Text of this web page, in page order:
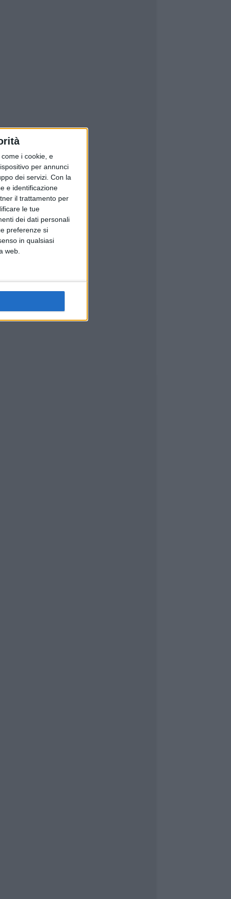
i cookie, e
per annunci
dei servizi. Con la
e identificazione
il trattamento per
le tue
dei dati personali
preferenze si
in qualsiasi
web.